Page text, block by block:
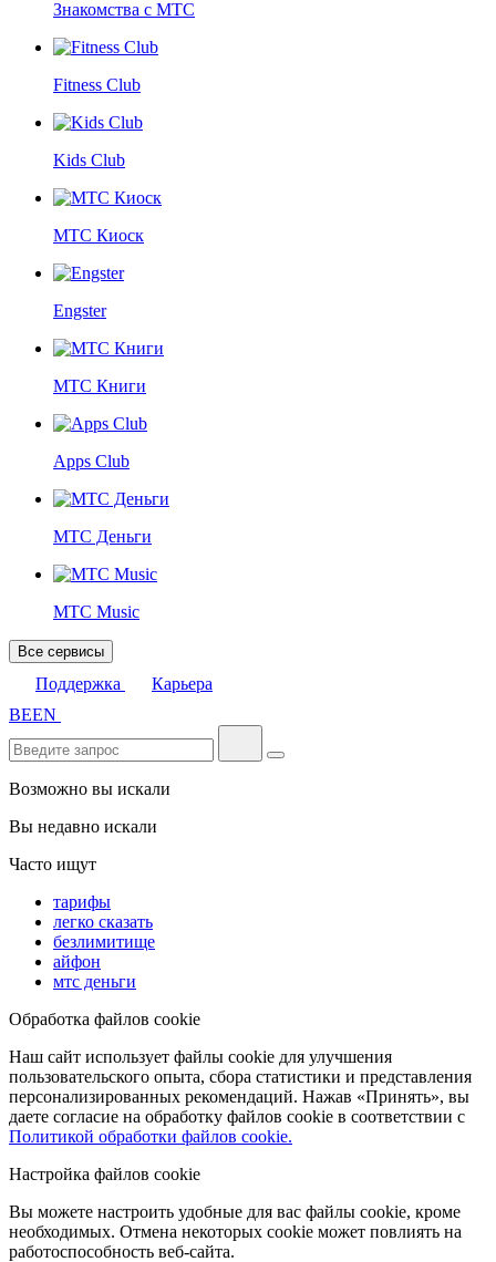
Знакомства с МТС
Fitness Club
Kids Club
МТС Киоск
Engster
МТС Книги
Apps Club
МТС Деньги
МТС Music
Все сервисы
Поддержка
Карьера
BEEN
Возможно вы искали
Вы недавно искали
Часто ищут
тарифы
легко сказать
безлимитище
айфон
мтс деньги
Обработка файлов cookie
Наш сайт использует файлы cookie для улучшения
пользовательского опыта, сбора статистики и представления
персонализированных рекомендаций. Нажав «Принять», вы
даете согласие на обработку файлов cookie в соответствии с
Политикой обработки файлов cookie.
Настройка файлов cookie
Вы можете настроить удобные для вас файлы cookie, кроме
необходимых. Отмена некоторых cookie может повлиять на
работоспособность веб-сайта.